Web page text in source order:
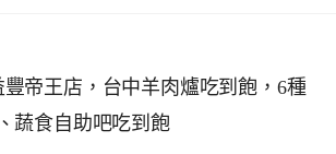
帝王店，台中羊肉爐吃到飽，6種
蔬食自助吧吃到飽